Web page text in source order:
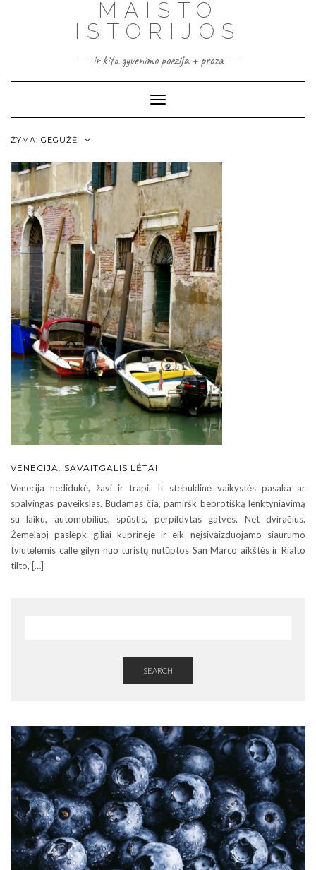
MAISTO
ISTORIJOS
ir kita gyvenimo poezija + proza
Toggle
Navigation
ŽYMA: GEGUŽĖ
VENECIJA. SAVAITGALIS LĖTAI
Venecija nedidukė, žavi ir trapi. It stebuklinė vaikystės pasaka ar
spalvingas paveikslas. Būdamas čia, pamiršk beprotišką lenktyniavimą
su laiku, automobilius, spūstis, perpildytas gatves. Net dviračius.
Žemėlapį paslėpk giliai kuprinėje ir eik neįsivaizduojamo siaurumo
tylutėlėmis calle gilyn nuo turistų nutūptos San Marco aikštės ir Rialto
tilto, […]
SEARCH